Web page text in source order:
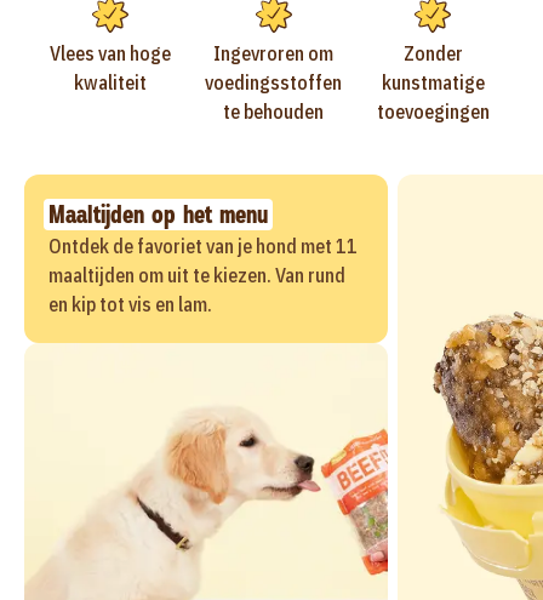
Vlees van hoge
kwaliteit
Ingevroren om
voedingsstoffen
te behouden
Zonder
kunstmatige
toevoegingen
Maaltijden op het menu
Ontdek de favoriet van je hond met 11
maaltijden om uit te kiezen. Van rund
en kip tot vis en lam.